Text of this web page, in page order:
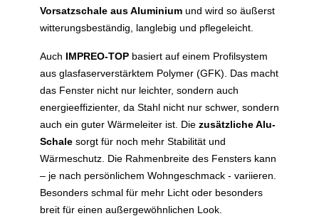
Vorsatzschale aus Aluminium und wird so äußerst
witterungsbeständig, langlebig und pflegeleicht.
Auch IMPREO-TOP basiert auf einem Profilsystem
aus glasfaserverstärktem Polymer (GFK). Das macht
das Fenster nicht nur leichter, sondern auch
energieeffizienter, da Stahl nicht nur schwer, sondern
auch ein guter Wärmeleiter ist. Die zusätzliche Alu-
Schale sorgt für noch mehr Stabilität und
Wärmeschutz. Die Rahmenbreite des Fensters kann
– je nach persönlichem Wohngeschmack - variieren.
Besonders schmal für mehr Licht oder besonders
breit für einen außergewöhnlichen Look.